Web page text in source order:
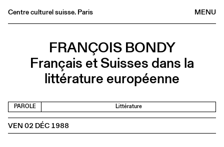
MENU
Centre culturel suisse. Paris
Éditions
Informations
FRANÇOIS BONDY
Français et Suisses dans la
littérature européenne
PAROLE Littérature
VEN 02 DÉC 1988